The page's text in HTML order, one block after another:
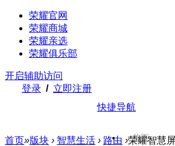
荣耀官网
荣耀商城
荣耀亲选
荣耀俱乐部
开启辅助访问
登录 / 立即注册
快捷导航
首页
首页»版块 › 智慧生活 › 路由 ›荣耀智慧